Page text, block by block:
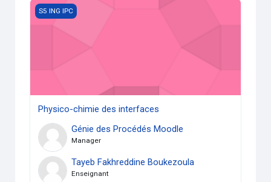
Physico-chimie des interfaces
S5 ING IPC
Physico-chimie des interfaces
Génie des Procédés Moodle
Manager
Tayeb Fakhreddine Boukezoula
Enseignant